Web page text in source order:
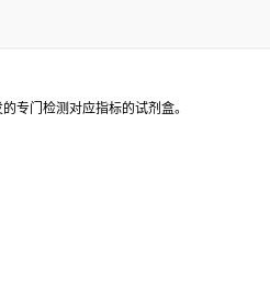
专门检测对应指标的试剂盒。